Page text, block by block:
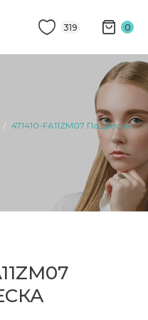
319 0
471410-FA11ZM07 Подвеска